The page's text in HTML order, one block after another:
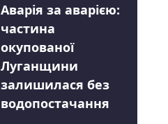
Аварія за аварією:
частина
окупованої
Луганщини
залишилася без
водопостачання